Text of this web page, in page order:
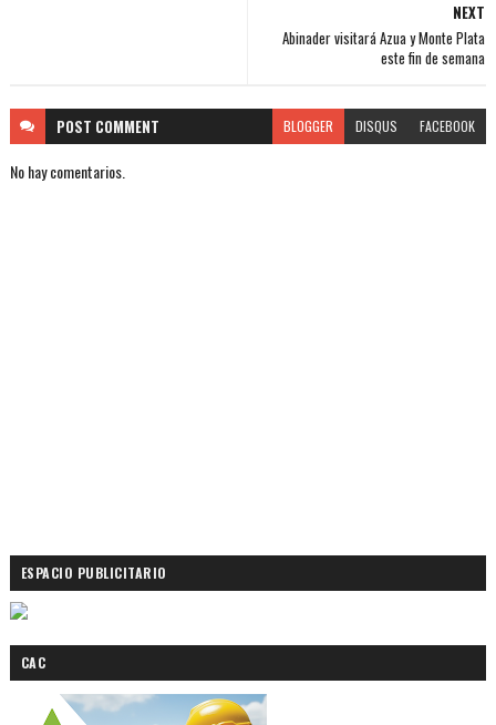
NEXT
Abinader visitará Azua y Monte Plata
este fin de semana
POST COMMENT BLOGGER DISQUS FACEBOOK
No hay comentarios.
ESPACIO PUBLICITARIO
CAC